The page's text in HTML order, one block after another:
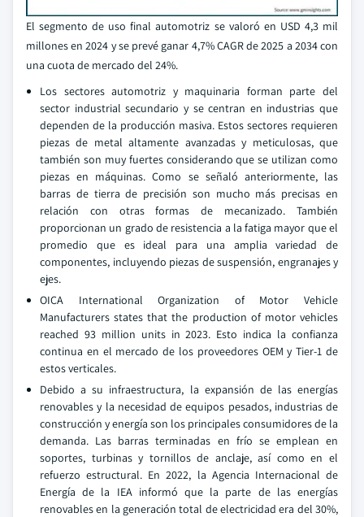
El segmento de uso final automotriz se valoró en USD 4,3 mil
millones en 2024 y se prevé ganar 4,7% CAGR de 2025 a 2034 con
una cuota de mercado del 24%.
Los sectores automotriz y maquinaria forman parte del
sector industrial secundario y se centran en industrias que
dependen de la producción masiva. Estos sectores requieren
piezas de metal altamente avanzadas y meticulosas, que
también son muy fuertes considerando que se utilizan como
piezas en máquinas. Como se señaló anteriormente, las
barras de tierra de precisión son mucho más precisas en
relación con otras formas de mecanizado. También
proporcionan un grado de resistencia a la fatiga mayor que el
promedio que es ideal para una amplia variedad de
componentes, incluyendo piezas de suspensión, engranajes y
ejes.
OICA International Organization of Motor Vehicle
Manufacturers states that the production of motor vehicles
reached 93 million units in 2023. Esto indica la confianza
continua en el mercado de los proveedores OEM y Tier-1 de
estos verticales.
Debido a su infraestructura, la expansión de las energías
renovables y la necesidad de equipos pesados, industrias de
construcción y energía son los principales consumidores de la
demanda. Las barras terminadas en frío se emplean en
soportes, turbinas y tornillos de anclaje, así como en el
refuerzo estructural. En 2022, la Agencia Internacional de
Energía de la IEA informó que la parte de las energías
renovables en la generación total de electricidad era del 30%,